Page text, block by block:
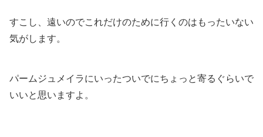
すこし、遠いのでこれだけのために行くのはもったいない
気がします。
パームジュメイラにいったついでにちょっと寄るぐらいで
いいと思いますよ。